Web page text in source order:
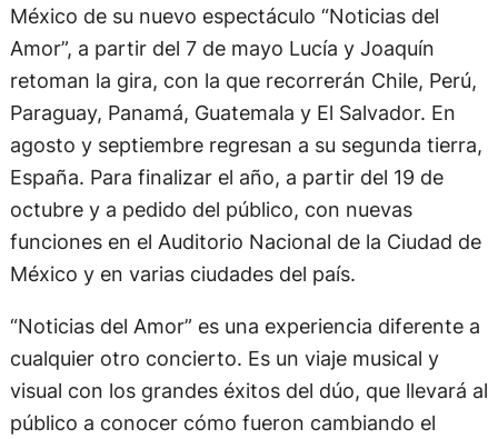
México de su nuevo espectáculo “Noticias del
Amor”, a partir del 7 de mayo Lucía y Joaquín
retoman la gira, con la que recorrerán Chile, Perú,
Paraguay, Panamá, Guatemala y El Salvador. En
agosto y septiembre regresan a su segunda tierra,
España. Para finalizar el año, a partir del 19 de
octubre y a pedido del público, con nuevas
funciones en el Auditorio Nacional de la Ciudad de
México y en varias ciudades del país.
“Noticias del Amor” es una experiencia diferente a
cualquier otro concierto. Es un viaje musical y
visual con los grandes éxitos del dúo, que llevará al
público a conocer cómo fueron cambiando el